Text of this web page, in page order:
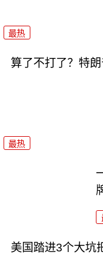
最热
算了不打了？特
最热
美国踏进3个大坑